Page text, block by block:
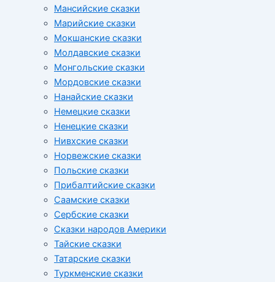
Мансийские сказки
Марийские сказки
Мокшанские сказки
Молдавские сказки
Монгольские сказки
Мордовские сказки
Нанайские сказки
Немецкие сказки
Ненецкие сказки
Нивхские сказки
Норвежские сказки
Польские сказки
Прибалтийские сказки
Cаамские сказки
Сербские сказки
Сказки народов Америки
Тайские сказки
Татарские сказки
Туркменские сказки